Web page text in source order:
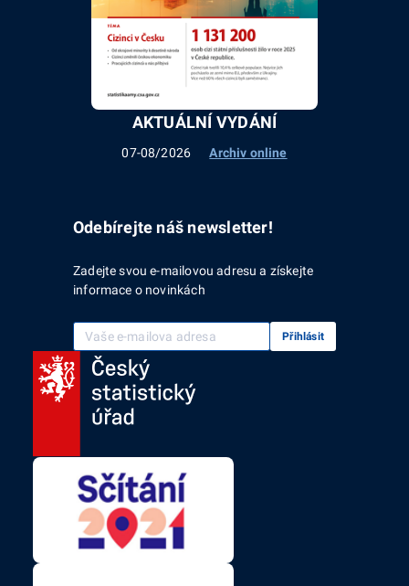
AKTUÁLNÍ VYDÁNÍ
07-08/2026 Archiv online
Odebírejte náš newsletter!
Zadejte svou e-mailovou adresu a získejte
informace o novinkách
Vaše e-mailová adresa Přihlásit